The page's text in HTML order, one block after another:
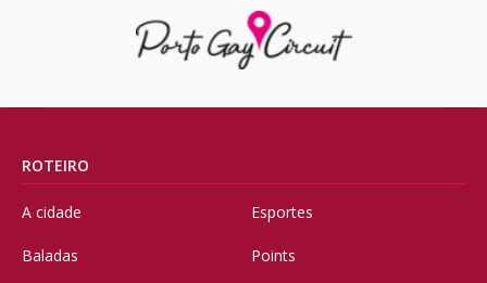
ROTEIRO
A cidade
Baladas
Esportes
Points